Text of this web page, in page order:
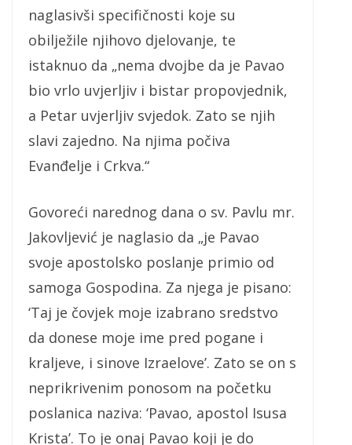
naglasivši specifičnosti koje su
obilježile njihovo djelovanje, te
istaknuo da „nema dvojbe da je Pavao
bio vrlo uvjerljiv i bistar propovjednik,
a Petar uvjerljiv svjedok. Zato se njih
slavi zajedno. Na njima počiva
Evanđelje i Crkva.“
Govoreći narednog dana o sv. Pavlu mr.
Jakovljević je naglasio da „je Pavao
svoje apostolsko poslanje primio od
samoga Gospodina. Za njega je pisano:
‘Taj je čovjek moje izabrano sredstvo
da donese moje ime pred pogane i
kraljeve, i sinove Izraelove’. Zato se on s
neprikrivenim ponosom na početku
poslanica naziva: ‘Pavao, apostol Isusa
Krista’. To je onaj Pavao koji je do